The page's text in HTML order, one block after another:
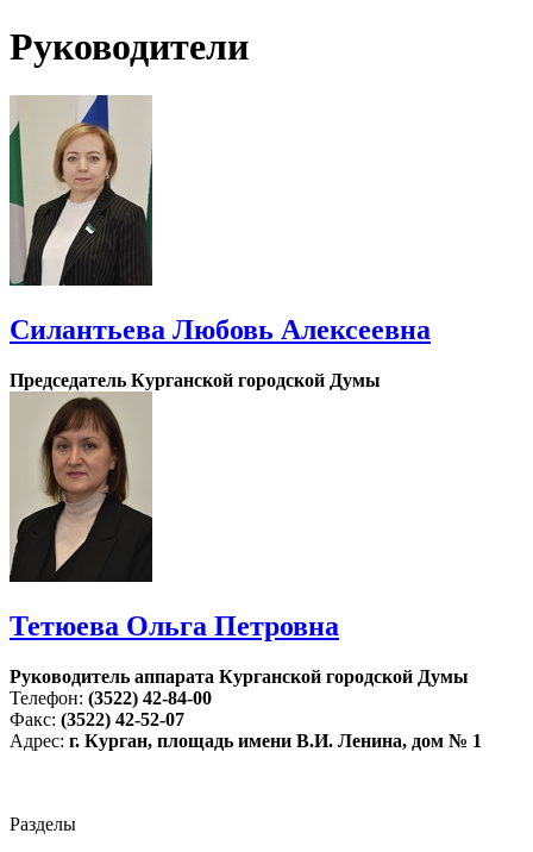
Руководители
Силантьева Любовь Алексеевна
Председатель Курганской городской Думы
Тетюева Ольга Петровна
Руководитель аппарата Курганской городской Думы
Телефон: (3522) 42-84-00
Факс: (3522) 42-52-07
Адрес: г. Курган, площадь имени В.И. Ленина, дом № 1
Разделы